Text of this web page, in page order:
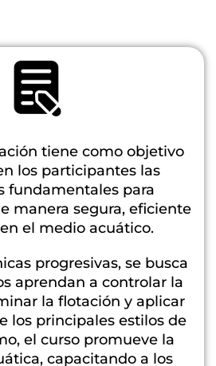
en
tiene como objetivo
los participantes las
fundamentales para
manera segura, eficiente
el medio acuático.
progresivas, se busca
aprendan a controlar la
la flotación y aplicar
los principales estilos de
el curso promueve la
capacitando a los